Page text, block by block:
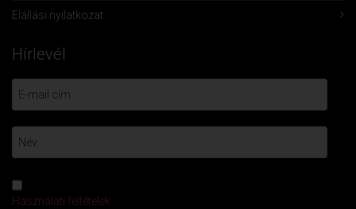
Elállási nyilatkozat
Hírlevél
Használati feltételek